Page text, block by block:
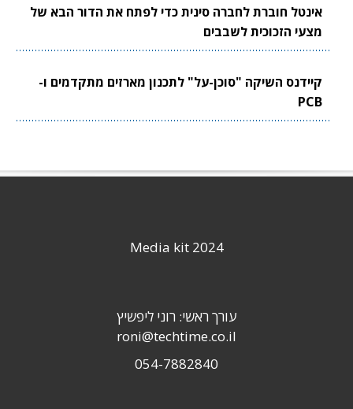
אינטל חוברת לחברה סינית כדי לפתח את הדור הבא של
מצעי הזכוכית לשבבים
קיידנס השיקה "סוכן-על" לתכנון מארזים מתקדמים ו-
PCB
Media kit 2024
עורך ראשי: רוני ליפשיץ
roni@techtime.co.il
054-7882840